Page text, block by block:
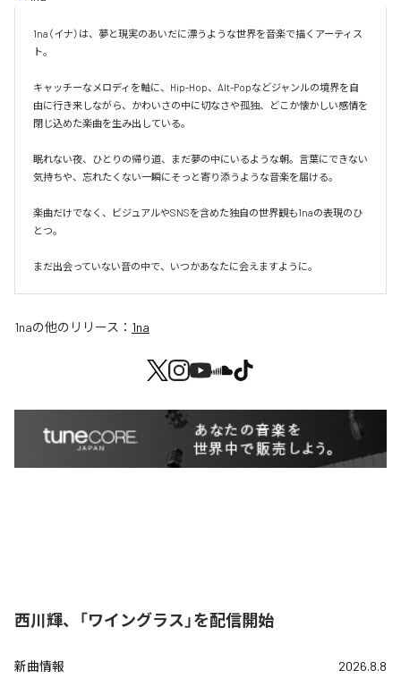
1na（イナ）は、夢と現実のあいだに漂うような世界を音楽で描くアーティス
ト。
キャッチーなメロディを軸に、Hip-Hop、Alt-Popなどジャンルの境界を自
由に行き来しながら、かわいさの中に切なさや孤独、どこか懐かしい感情を
閉じ込めた楽曲を生み出している。
眠れない夜、ひとりの帰り道、まだ夢の中にいるような朝。言葉にできない
気持ちや、忘れたくない一瞬にそっと寄り添うような音楽を届ける。
楽曲だけでなく、ビジュアルやSNSを含めた独自の世界観も1naの表現のひ
とつ。
まだ出会っていない音の中で、いつかあなたに会えますように。
1naの他のリリース： 1na
西川輝、「ワイングラス」を配信開始
新曲情報 2026.8.8